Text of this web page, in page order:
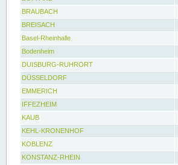
BRAUBACH
BREISACH
Basel-Rheinhalle
Bodenheim
DUISBURG-RUHRORT
DÜSSELDORF
EMMERICH
IFFEZHEIM
KAUB
KEHL-KRONENHOF
KOBLENZ
KONSTANZ-RHEIN